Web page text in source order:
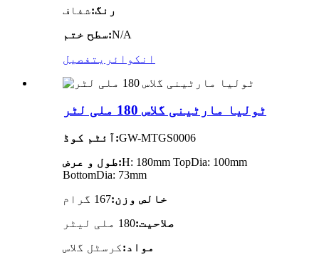
رنگ:شفاف
سطح ختم:N/A
انکوائری تفصیل
ٹولیا مارٹینی گلاس 180 ملی لٹر
آئٹم کوڈ:GW-MTGS0006
طول و عرض:H: 180mm TopDia: 100mm
BottomDia: 73mm
خالص وزن:167 گرام
صلاحیت:180 ملی لیٹر
مواد:کرسٹل گلاس